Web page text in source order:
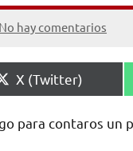
No hay comentarios
Compartir
en
X (Twitter)
para contaros